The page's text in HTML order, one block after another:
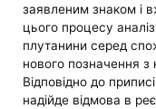
заявленим знаком і
цього процесу
плутанини серед
нового позначення
Відповідно до
надійде відмова в